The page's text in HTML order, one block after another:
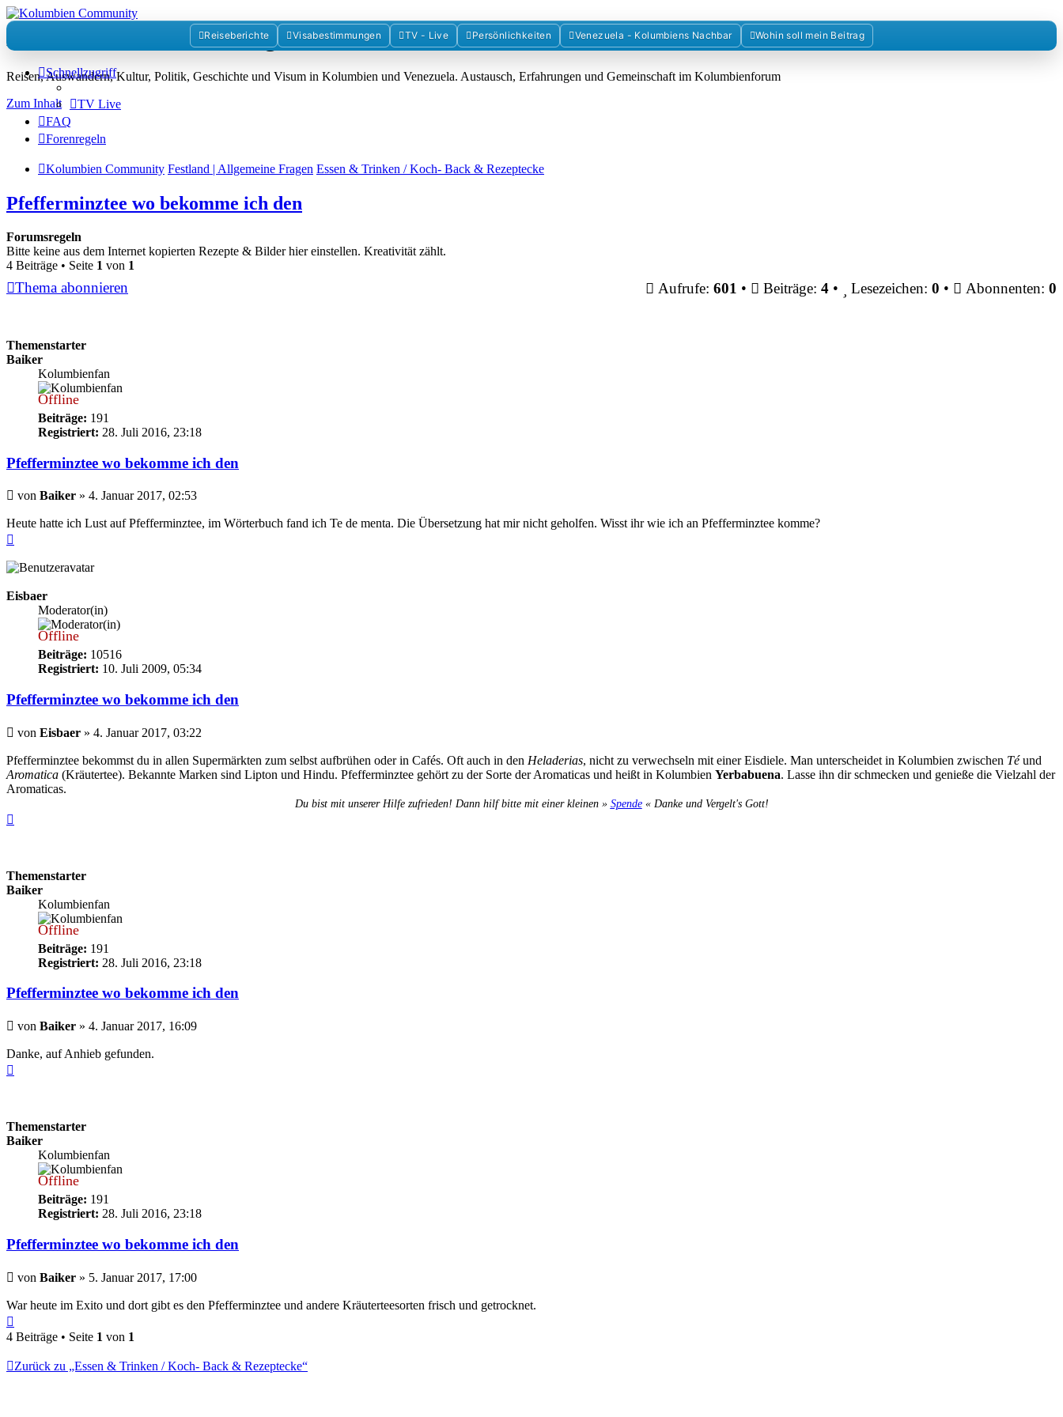
Kolumbienforum - Das grosse Forum der Freunde Kolumbiens
Reisen, Auswandern, Kultur, Politik, Geschichte und Visum in Kolumbien und Venezuela. Austausch, Erfahrungen und Gemeinschaft im Kolumbienforum
Zum Inhalt
Reiseberichte Visabestimmungen TV - Live Persönlichkeiten Venezuela - Kolumbiens Nachbar Wohin soll mein Beitrag
Schnellzugriff
TV Live
FAQ
Forenregeln
Kolumbien Community Festland | Allgemeine Fragen Essen & Trinken / Koch- Back & Rezeptecke
Pfefferminztee wo bekomme ich den
Forumsregeln
Bitte keine aus dem Internet kopierten Rezepte & Bilder hier einstellen. Kreativität zählt.
4 Beiträge • Seite 1 von 1
Thema abonnieren Aufrufe: 601 • Beiträge: 4 • Lesezeichen: 0 • Abonnenten: 0
Themenstarter
Baiker
Kolumbienfan
Offline
Beiträge: 191
Registriert: 28. Juli 2016, 23:18
Pfefferminztee wo bekomme ich den
Beitrag
von Baiker » 4. Januar 2017, 02:53
Heute hatte ich Lust auf Pfefferminztee, im Wörterbuch fand ich Te de menta. Die Übersetzung hat mir nicht geholfen. Wisst ihr wie ich an Pfefferminztee komme?
Eisbaer
Moderator(in)
Offline
Beiträge: 10516
Registriert: 10. Juli 2009, 05:34
Pfefferminztee wo bekomme ich den
Beitrag
von Eisbaer » 4. Januar 2017, 03:22
Pfefferminztee bekommst du in allen Supermärkten zum selbst aufbrühen oder in Cafés. Oft auch in den Heladerias, nicht zu verwechseln mit einer Eisdiele. Man unterscheidet in Kolumbien zwischen Téund
Aromatica (Kräutertee). Bekannte Marken sind Lipton und Hindu. Pfefferminztee gehört zu der Sorte der Aromaticas und heißt in Kolumbien Yerbabuena. Lasse ihn dir schmecken und genieße die Vielzahl der
Aromaticas.
Du bist mit unserer Hilfe zufrieden! Dann hilf bitte mit einer kleinen » Spende« Danke und Vergelt's Gott!
Themenstarter
Baiker
Kolumbienfan
Offline
Beiträge: 191
Registriert: 28. Juli 2016, 23:18
Pfefferminztee wo bekomme ich den
Beitrag
von Baiker » 4. Januar 2017, 16:09
Danke, auf Anhieb gefunden.
Themenstarter
Baiker
Kolumbienfan
Offline
Beiträge: 191
Registriert: 28. Juli 2016, 23:18
Pfefferminztee wo bekomme ich den
Beitrag
von Baiker » 5. Januar 2017, 17:00
War heute im Exito und dort gibt es den Pfefferminztee und andere Kräuterteesorten frisch und getrocknet.
oben
4 Beiträge • Seite 1 von 1
Zurück zu „Essen & Trinken / Koch- Back & Rezeptecke“